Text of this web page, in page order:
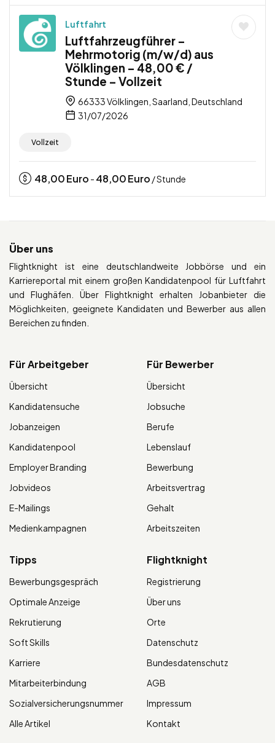
Luftfahrt
Luftfahrzeugführer –
Mehrmotorig (m/w/d) aus
Völklingen – 48,00 € /
Stunde – Vollzeit
66333 Völklingen, Saarland, Deutschland
31/07/2026
Vollzeit
48,00Euro - 48,00Euro / Stunde
Über uns
Flightknight ist eine deutschlandweite Jobbörse und ein
Karriereportal mit einem großen Kandidatenpool für Luftfahrt
und Flughäfen. Über Flightknight erhalten Jobanbieter die
Möglichkeiten, geeignete Kandidaten und Bewerber aus allen
Bereichen zu finden.
Für Arbeitgeber
Übersicht
Kandidatensuche
Jobanzeigen
Kandidatenpool
Employer Branding
Jobvideos
E-Mailings
Medienkampagnen
Für Bewerber
Übersicht
Jobsuche
Berufe
Lebenslauf
Bewerbung
Arbeitsvertrag
Gehalt
Arbeitszeiten
Tipps
Bewerbungsgespräch
Optimale Anzeige
Rekrutierung
Soft Skills
Karriere
Mitarbeiterbindung
Sozialversicherungsnummer
Alle Artikel
Flightknight
Registrierung
Über uns
Orte
Datenschutz
Bundesdatenschutz
AGB
Impressum
Kontakt